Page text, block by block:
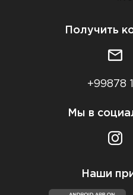
Получить
+99878
Мы в
Наши